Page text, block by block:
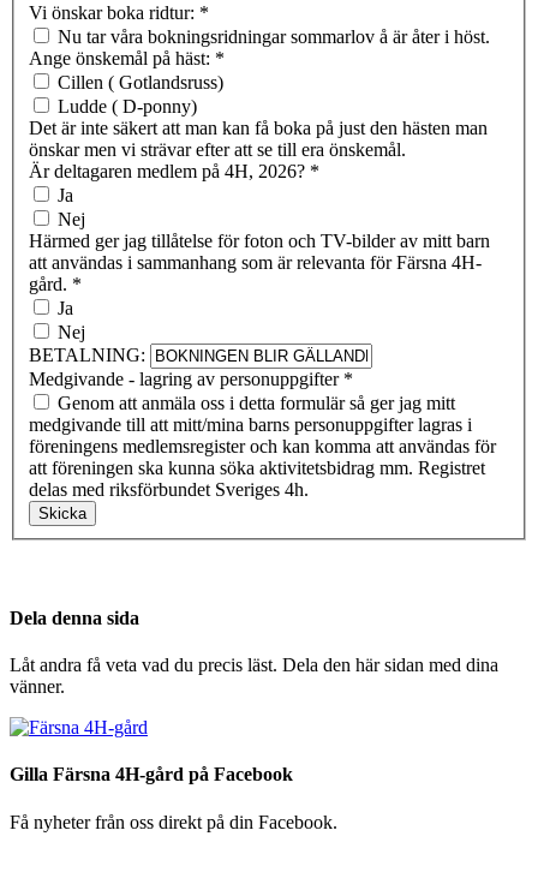
Vi önskar boka ridtur: *
Nu tar våra bokningsridningar sommarlov å är åter i höst.
Ange önskemål på häst: *
Cillen ( Gotlandsruss)
Ludde ( D-ponny)
Det är inte säkert att man kan få boka på just den hästen man
önskar men vi strävar efter att se till era önskemål.
Är deltagaren medlem på 4H, 2026? *
Ja
Nej
Härmed ger jag tillåtelse för foton och TV-bilder av mitt barn
att användas i sammanhang som är relevanta för Färsna 4H-
gård. *
Ja
Nej
BETALNING:
Medgivande - lagring av personuppgifter *
Genom att anmäla oss i detta formulär så ger jag mitt
medgivande till att mitt/mina barns personuppgifter lagras i
föreningens medlemsregister och kan komma att användas för
att föreningen ska kunna söka aktivitetsbidrag mm. Registret
delas med riksförbundet Sveriges 4h.
Skicka
Dela denna sida
Låt andra få veta vad du precis läst. Dela den här sidan med dina
vänner.
Gilla Färsna 4H-gård på Facebook
Få nyheter från oss direkt på din Facebook.